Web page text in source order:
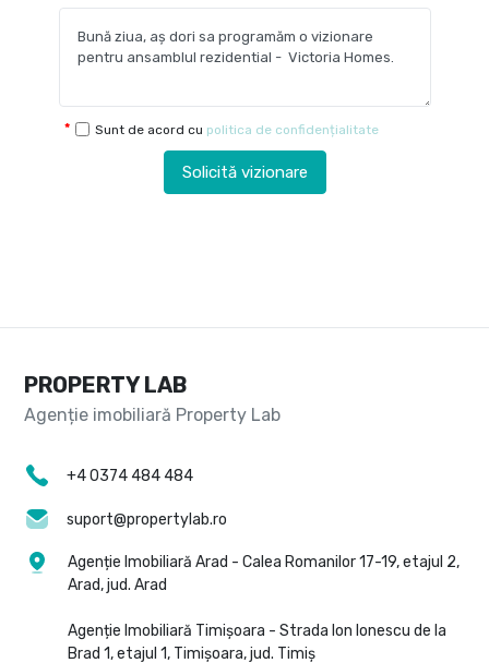
Sunt de acord cu politica de confidențialitate
Solicită vizionare
PROPERTY LAB
+4 0374 484 484
suport@propertylab.ro
Agenție Imobiliară Arad - Calea Romanilor 17-19, etajul 2,
Arad, jud. Arad
Agenție Imobiliară Timișoara - Strada Ion Ionescu de la
Brad 1, etajul 1, Timișoara, jud. Timiș